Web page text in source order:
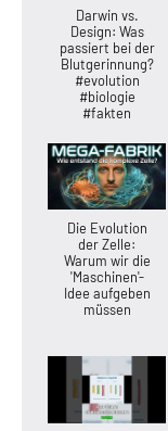
Darwin vs.
Design: Was
passiert bei der
Blutgerinnung?
#evolution
#biologie
#fakten
Die Evolution
der Zelle:
Warum wir die
'Maschinen'-
Idee aufgeben
müssen